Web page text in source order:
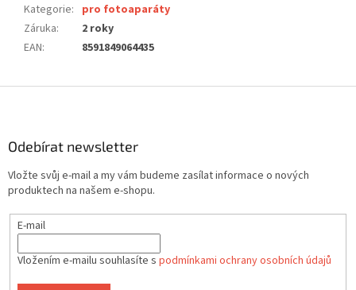
Kategorie: pro fotoaparáty
Záruka:
2 roky
EAN: 8591849064435
Odebírat newsletter
Vložte svůj e-mail a my vám budeme zasílat informace o nových
produktech na našem e-shopu.
E-mail
Vložením e-mailu souhlasíte s podmínkami ochrany osobních údajů